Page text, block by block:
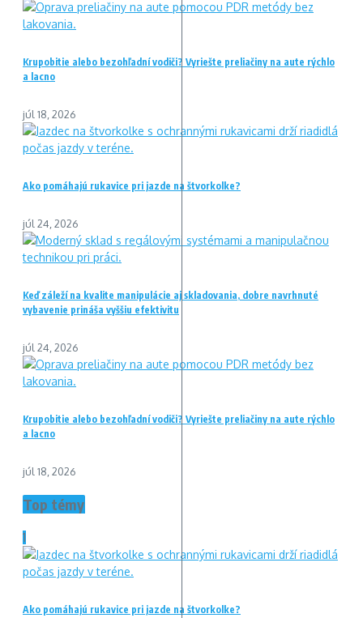
Krupobitie alebo bezohľadní vodiči? Vyriešte preliačiny na aute rýchlo
a lacno
júl 18, 2026
Ako pomáhajú rukavice pri jazde na štvorkolke?
júl 24, 2026
Keď záleží na kvalite manipulácie aj skladovania, dobre navrhnuté
vybavenie prináša vyššiu efektivitu
júl 24, 2026
Krupobitie alebo bezohľadní vodiči? Vyriešte preliačiny na aute rýchlo
a lacno
júl 18, 2026
Top témy
1
Ako pomáhajú rukavice pri jazde na štvorkolke?